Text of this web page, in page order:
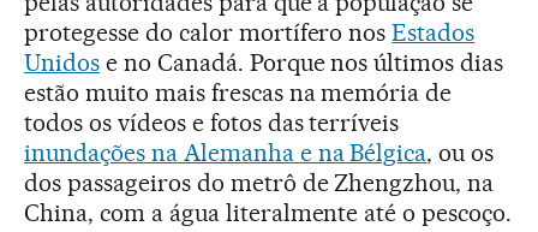
protegesse do calor mortífero nosEstados
Unidose no Canadá. Porque nos últimos dias
estão muito mais frescas na memória de
todos os vídeos e fotos das terríveis
inundações na Alemanha e na Bélgica, ou os
dos passageiros do metrô de Zhengzhou, na
China, com a água literalmente até o pescoço.